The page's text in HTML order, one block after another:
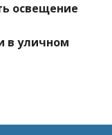
освещение
в уличном